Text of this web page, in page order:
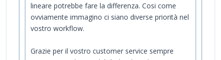
lineare potrebbe fare la differenza. Cosi come
ovviamente immagino ci siano diverse priorità nel
vostro workflow.
Grazie per il vostro customer service sempre